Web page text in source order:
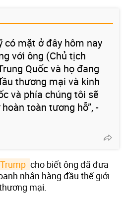
có mặt ở đây hôm nay
với ông (Chủ tịch
Quốc và họ đang
thương mại và kinh
và phía chúng tôi sẽ
toàn tương hỗ”, -
cho biết ông đã đưa
nhân hàng đầu thế giới
mại.